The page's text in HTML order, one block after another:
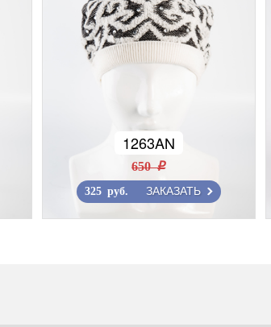
1263AN
650 r
325 руб. ЗАКАЗАТЬ